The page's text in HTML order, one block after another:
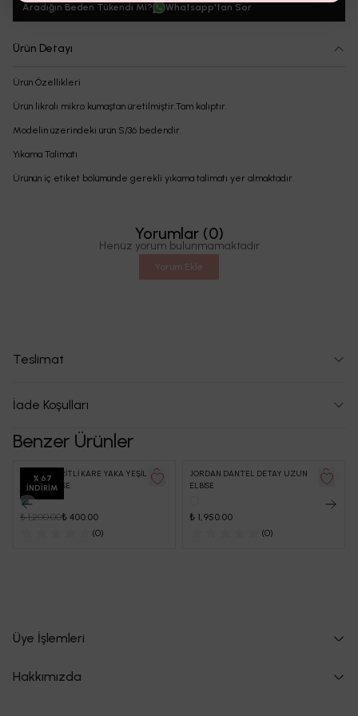
Aradığın Beden Tükendi Mi? Whatsapp'tan Sor
Ürün Detayı
Ürün Özellikleri
Ürün likralı mikro kumaştan üretilmiştir.Tam kalıptır.
Modelin üzerindeki ürün S/36 bedendir.
Yıkama Talimatı
Ürünün iç etiket bölümünde gerekli yıkama talimatı yer almaktadır.
Yorumlar(0)
Henüz yorum bulunmamaktadır
Yorum Ekle
Teslimat
İade Koşulları
Benzer Ürünler
% 67
İNDIRIM
YANLAR BİRİTLİ KARE YAKA YEŞİL
UZUN ELBİSE
₺ 1,200.00₺ 400.00
(0)
JORDAN DANTEL DETAY UZUN
ELBİSE
₺ 1,950.00
(0)
Üye İşlemleri
Hakkımızda